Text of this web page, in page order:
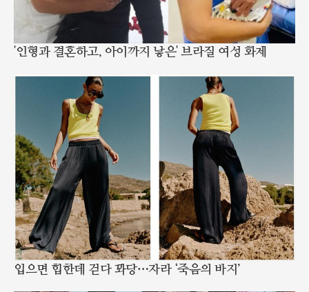
'인형과 결혼하고, 아이까지 낳은' 브라질 여성 화제
입으면 힙한데 걷다 꽈당…자라 ‘죽음의 바지’